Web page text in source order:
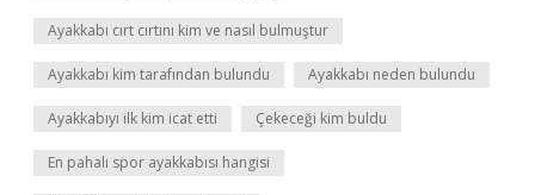
Ayakkabı cırt cırtını kim ve nasıl bulmuştur
Ayakkabı kim tarafından bulundu Ayakkabı neden bulundu
Ayakkabıyı ilk kim icat etti Çekeceği kim buldu
En pahalı spor ayakkabısı hangisi